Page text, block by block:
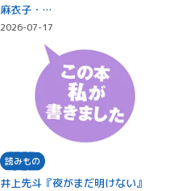
麻衣子・…
2026-07-17
読みもの
井上先斗『夜がまだ明けない』